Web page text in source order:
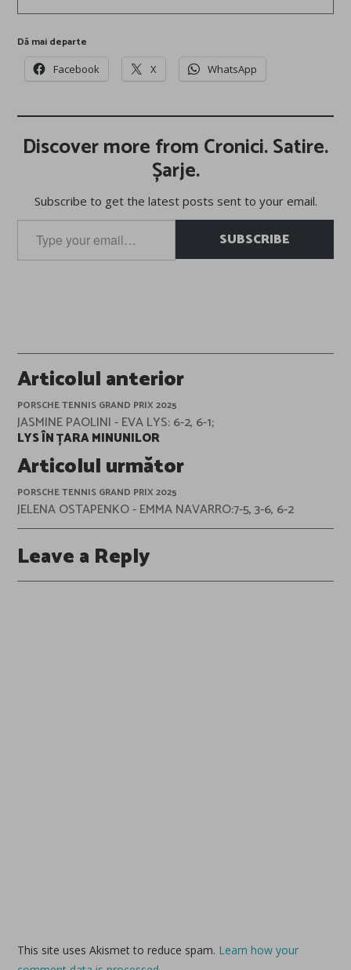
Dă mai departe
Facebook X WhatsApp
Discover more from Cronici. Satire.
Șarje.
Subscribe to get the latest posts sent to your email.
your
email…
SUBSCRIBE
Post
navigation
Articolul anterior
PORSCHE TENNIS GRAND PRIX 2025
JASMINE PAOLINI - EVA LYS: 6-2, 6-1;
LYS ÎN ȚARA MINUNILOR
Articolul următor
PORSCHE TENNIS GRAND PRIX 2025
JELENA OSTAPENKO - EMMA NAVARRO:7-5, 3-6, 6-2
Leave a Reply
This site uses Akismet to reduce spam. Learn how your